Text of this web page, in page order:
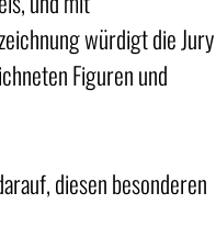
würdigt die Jury
Figuren und
diesen besonderen